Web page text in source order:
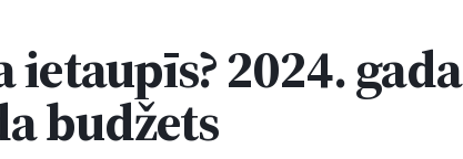
ietaupīs? 2024. gada
budžets